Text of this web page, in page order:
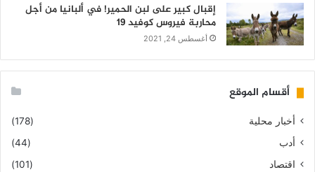
إقبال كبير على لبن الحمير! في ألبانيا من أجل
محاربة فيروس كوفيد 19
أغسطس 24, 2021
أقسام الموقع
أخبار محلية
(178)
أدب
(44)
اقتصاد
(101)